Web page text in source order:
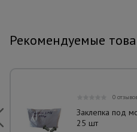
Рекомендуемые
0
Заклепка под
25 шт